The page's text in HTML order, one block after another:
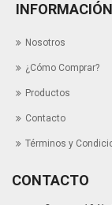
INFORMACIÓN
Nosotros
¿Cómo Comprar?
Productos
Contacto
Términos y
CONTACTO